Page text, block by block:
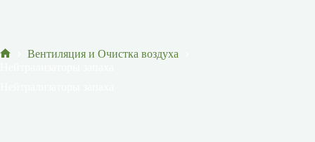
Вентиляция и Очистка воздуха